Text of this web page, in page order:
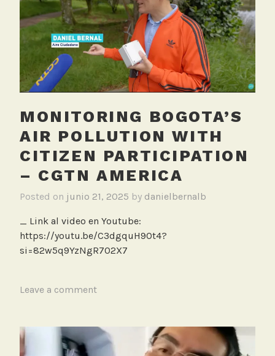
MONITORING BOGOTA’S
AIR POLLUTION WITH
CITIZEN PARTICIPATION
– CGTN AMERICA
Posted on junio 21, 2025 by danielbernalb
_ Link al video en Youtube:
https://youtu.be/C3dgquH9Ot4?
si=82w5q9YzNgR702X7
T
g
e
Leave a comment